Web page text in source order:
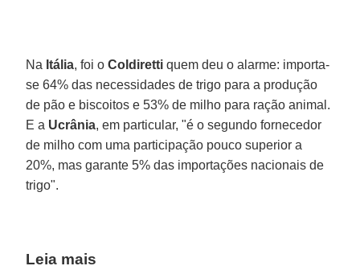
Na Itália, foi oColdiretti quem deu o alarme: importa-
se 64% das necessidades de trigo para a produção
de pão e biscoitos e 53% de milho para ração animal.
E a Ucrânia, em particular, "é o segundo fornecedor
de milho com uma participação pouco superior a
20%, mas garante 5% das importações nacionais de
trigo".
Leia mais